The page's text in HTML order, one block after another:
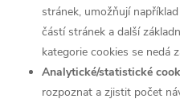
stránek, umožňují
částí stránek a další
kategorie cookies se nedá
Analytické/statistické
rozpoznat a zjistit počet